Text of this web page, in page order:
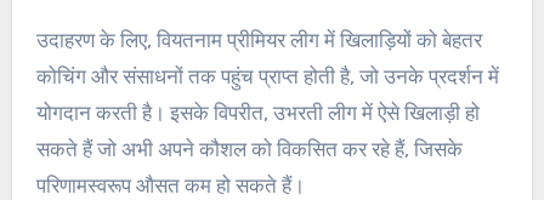
उदाहरण के लिए, वियतनाम प्रीमियर लीग में खिलाड़ियों को बेहतर
कोचिंग और संसाधनों तक पहुंच प्राप्त होती है, जो उनके प्रदर्शन में
योगदान करती है। इसके विपरीत, उभरती लीग में ऐसे खिलाड़ी हो
सकते हैं जो अभी अपने कौशल को विकसित कर रहे हैं, जिसके
परिणामस्वरूप औसत कम हो सकते हैं।